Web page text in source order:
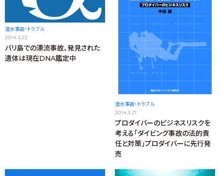
潜水事故・トラブル
2014.3.22
バリ島での漂流事故、発見された
遺体は現在DNA鑑定中
潜水事故・トラブル
2014.3.21
プロダイバーのビジネスリスクを
考える「ダイビング事故の法的責
任と対策」プロダイバーに先行発
売